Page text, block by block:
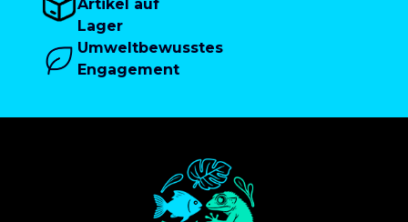
Artikel auf
Lager
Umweltbewusstes
Engagement